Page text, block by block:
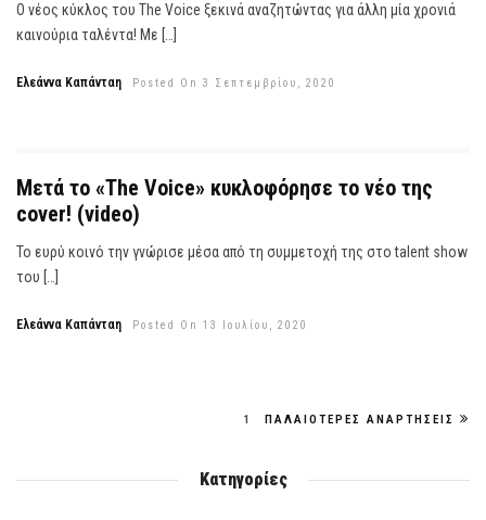
Ο νέος κύκλος του The Voice ξεκινά αναζητώντας για άλλη μία χρονιά
καινούρια ταλέντα! Με […]
Ελεάννα Καπάνταη Posted On 3 Σεπτεμβρίου, 2020
Μετά το «The Voice» κυκλοφόρησε το νέο της
cover! (video)
Το ευρύ κοινό την γνώρισε μέσα από τη συμμετοχή της στο talent show
του […]
Ελεάννα Καπάνταη Posted On 13 Ιουλίου, 2020
1 ΠΑΛΑΙΌΤΕΡΕΣ ΑΝΑΡΤΉΣΕΙΣ
Κατηγορίες